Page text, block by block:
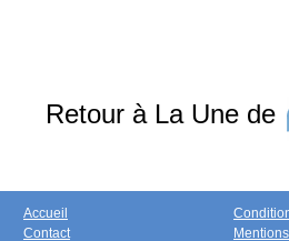
Retour à La Une de
Accueil
Contact